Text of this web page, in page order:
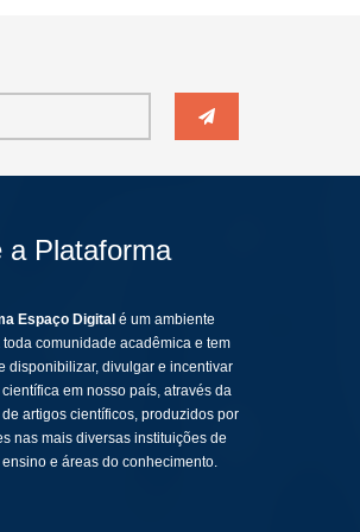
a Plataforma
Espaço Digital é um ambiente
comunidade acadêmica e tem
disponibilizar, divulgar e incentivar
em nosso país, através da
artigos científicos, produzidos por
nas mais diversas instituições de
e áreas do conhecimento.